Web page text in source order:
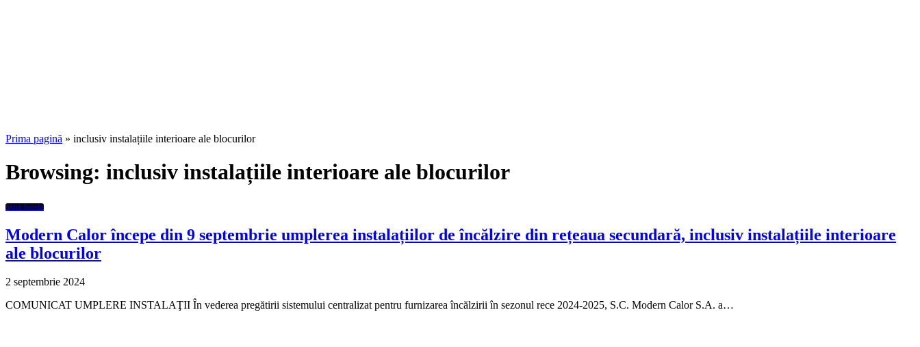
Prima pagină » inclusiv instalațiile interioare ale blocurilor
Browsing: inclusiv instalațiile interioare ale blocurilor
Stiri locale
Modern Calor începe din 9 septembrie umplerea instalațiilor de încălzire din rețeaua secundară, inclusiv instalațiile interioare
ale blocurilor
2 septembrie 2024
COMUNICAT UMPLERE INSTALAŢII În vederea pregătirii sistemului centralizat pentru furnizarea încălzirii în sezonul rece 2024-2025, S.C. Modern Calor S.A. a…